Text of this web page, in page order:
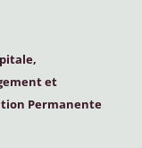
et
Permanente